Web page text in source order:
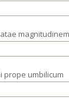
prope umbilicum